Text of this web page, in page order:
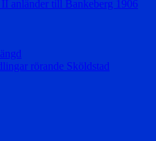
anländer till Bankeberg 1906
rörande Sköldstad